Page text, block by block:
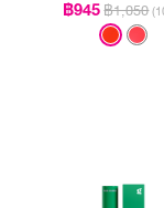
฿945฿1,050